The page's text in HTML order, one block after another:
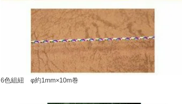
6色組紐 φ約1mm×10m巻